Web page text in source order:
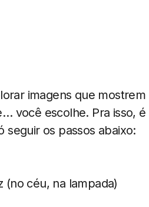
imagens que mostrem
você escolhe. Pra isso, é
seguir os passos abaixo:
(no céu, na lampada)